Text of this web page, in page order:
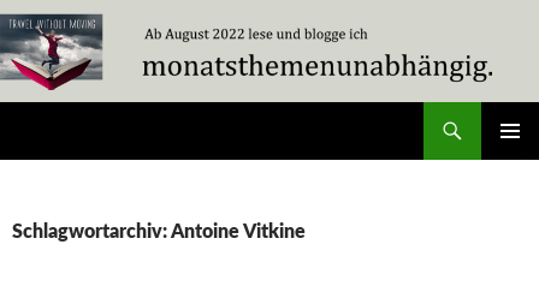
Zum
Inhalt
springen
Schlagwortarchiv: Antoine Vitkine